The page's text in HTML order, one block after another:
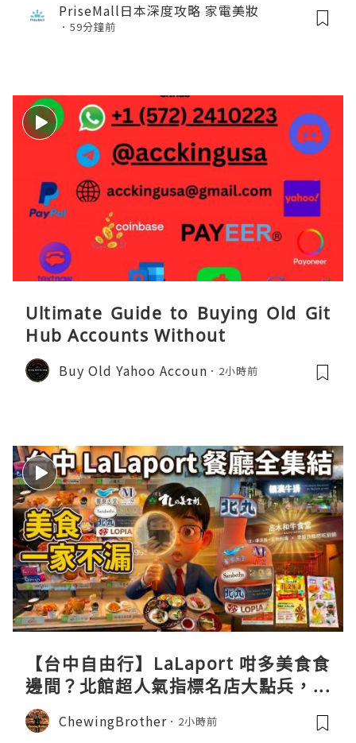
PriseMall日本深度攻略 家電美妝
59分鐘前
Ultimate Guide to Buying Old Git
Hub Accounts Without
Buy Old Yahoo Accoun 2小時前
【台中自由行】LaLaport 咁多美食食
邊間？北館超人氣指標名店大點兵，深
度實測日本直送「北丸」職人料理與南
館 LOPIA 超市神級熟食區！
ChewingBrother 2小時前